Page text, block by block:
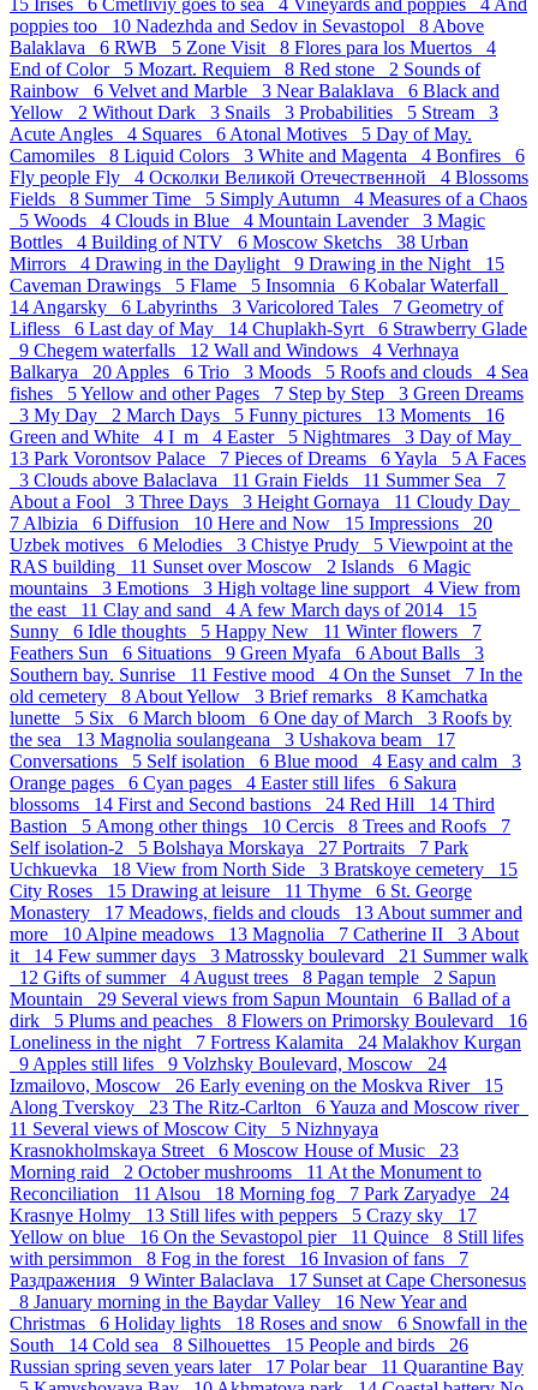
poppies too 10 Nadezhda and Sedov in Sevastopol 8 Above
Balaklava 6 RWB 5 Zone Visit 8 Flores para los Muertos 4
End of Color 5 Mozart. Requiem 8 Red stone 2 Sounds of
Rainbow 6 Velvet and Marble 3 Near Balaklava 6 Black and
Yellow 2 Without Dark 3 Snails 3 Probabilities 5 Stream 3
Acute Angles 4 Squares 6 Atonal Motives 5 Day of May.
Camomiles 8 Liquid Colors 3 White and Magenta 4 Bonfires 6
Fly people Fly 4 Осколки Великой Отечественной 4 Blossoms
Fields 8 Summer Time 5 Simply Autumn 4 Measures of a Chaos
5 Woods 4 Clouds in Blue 4 Mountain Lavender 3 Magic
Bottles 4 Building of NTV 6 Moscow Sketchs 38 Urban
Mirrors 4 Drawing in the Daylight 9 Drawing in the Night 15
Caveman Drawings 5 Flame 5 Insomnia 6 Kobalar Waterfall
14 Angarsky 6 Labyrinths 3 Varicolored Tales 7 Geometry of
Lifless 6 Last day of May 14 Chuplakh-Syrt 6 Strawberry Glade
9 Chegem waterfalls 12 Wall and Windows 4 Verhnaya
Balkarya 20 Apples 6 Trio 3 Moods 5 Roofs and clouds 4 Sea
fishes 5Yellow and other Pages 7 Step by Step 3 Green Dreams
3 My Day 2 March Days 5 Funny pictures 13 Moments 16
Green and White 4 I_m 4 Easter 5 Nightmares 3 Day of May
13 Park Vorontsov Palace 7 Pieces of Dreams 6Yayla 5 A Faces
3 Clouds above Balaclava 11 Grain Fields 11 Summer Sea 7
About a Fool 3 Three Days 3 Height Gornaya 11 Cloudy Day
7 Albizia 6 Diffusion 10 Here and Now 15 Impressions 20
Uzbek motives 6 Melodies 3 Chistye Prudy 5 Viewpoint at the
RAS building 11 Sunset over Moscow 2 Islands 6 Magic
mountains 3 Emotions 3 High voltage line support 4 View from
the east 11 Clay and sand 4 A few March days of 2014 15
Sunny 6 Idle thoughts 5 Happy New 11 Winter flowers 7
Feathers Sun 6 Situations 9 Green Myafa 6 About Balls 3
Southern bay. Sunrise 11 Festive mood 4 On the Sunset 7 In the
old cemetery 8 About Yellow 3 Brief remarks 8 Kamchatka
lunette 5 Six 6 March bloom 6 One day of March 3 Roofs by
the sea 13 Magnolia soulangeana 3 Ushakova beam 17
Conversations 5 Self isolation 6 Blue mood 4 Easy and calm 3
Orange pages 6 Cyan pages 4 Easter still lifes 6 Sakura
blossoms 14 First and Second bastions 24 Red Hill 14 Third
Bastion 5 Аmong other things 10 Cercis 8 Trees and Roofs 7
Self isolation-2 5 Bolshaya Morskaya 27 Portraits 7 Park
Uchkuevka 18 View from North Side 3 Bratskoye cemetery 15
City Roses 15 Drawing at leisure 11 Thyme 6 St. George
Monastery 17 Meadows, fields and clouds 13 About summer and
more 10 Alpine meadows 13 Magnolia 7 Catherine II 3 About
it 14 Few summer days 3 Matrossky boulevard 21 Summer walk
12 Gifts of summer 4 August trees 8 Pagan temple 2 Sapun
Mountain 29 Several views from Sapun Mountain 6 Ballad of a
dirk 5 Plums and peaches 8 Flowers on Primorsky Boulevard 16
Loneliness in the night 7 Fortress Kalamita 24 Malakhov Kurgan
9 Apples still lifes 9 Volzhsky Boulevard, Moscow 24
Izmailovo, Moscow 26 Early evening on the Moskva River 15
Along Tverskoy 23 The Ritz-Carlton 6Yauza and Moscow river
11 Several views of Moscow City 5 Nizhnyaya
Krasnokholmskaya Street 6 Moscow House of Music 23
Morning raid 2 October mushrooms 11 At the Monument to
Reconciliation 11 Alsou 18 Morning fog 7 Park Zaryadye 24
Krasnye Holmy 13 Still lifes with peppers 5 Crazy sky 17
Yellow on blue 16 On the Sevastopol pier 11 Quince 8 Still lifes
with persimmon 8 Fog in the forest 16 Invasion of fans 7
Раздражения 9 Winter Balaclava 17 Sunset at Cape Chersonesus
8 January morning in the Baydar Valley 16 New Year and
Christmas 6 Holiday lights 18 Roses and snow 6 Snowfall in the
South 14 Cold sea 8 Silhouettes 15 People and birds 26
Russian spring seven years later 17 Polar bear 11 Quarantine Bay